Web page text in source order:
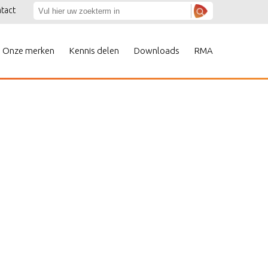
Onze merken Kennis delen Downloads RMA